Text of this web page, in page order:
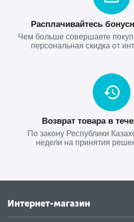
Расплачивайтесь
Чем больше совершаете
персональная скидка от
Возврат товара в
По закону Республики
недели на принятия
Интернет-магазин